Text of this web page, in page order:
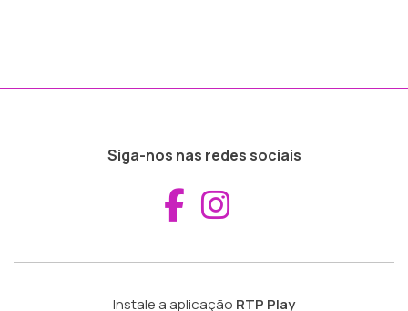
Siga-nos nas redes sociais
Aceder ao
Instale a aplicação RTP Play